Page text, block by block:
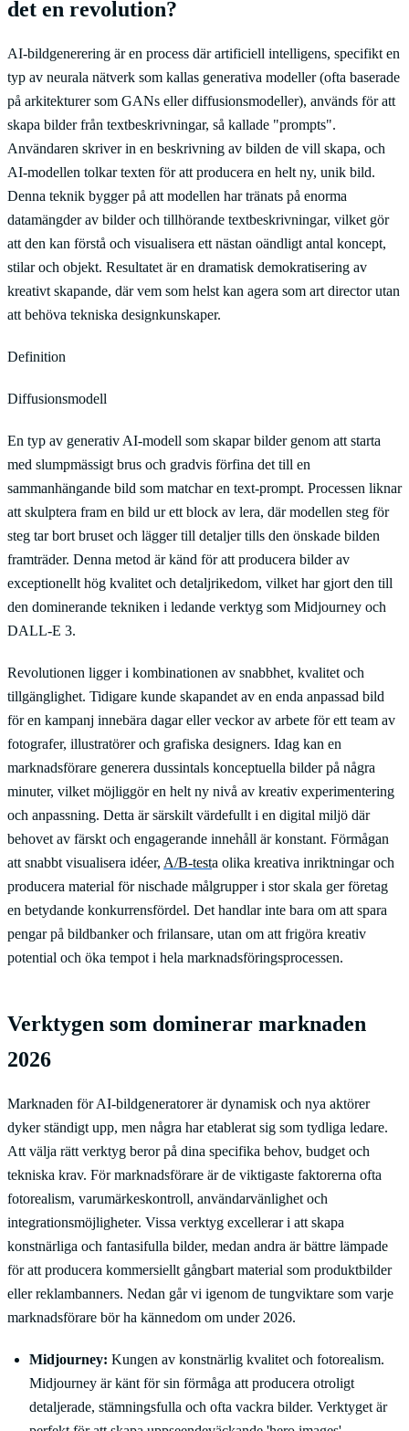
det en revolution?
AI-bildgenerering är en process där artificiell intelligens, specifikt en
typ av neurala nätverk som kallas generativa modeller (ofta baserade
på arkitekturer som GANs eller diffusionsmodeller), används för att
skapa bilder från textbeskrivningar, så kallade "prompts".
Användaren skriver in en beskrivning av bilden de vill skapa, och
AI-modellen tolkar texten för att producera en helt ny, unik bild.
Denna teknik bygger på att modellen har tränats på enorma
datamängder av bilder och tillhörande textbeskrivningar, vilket gör
att den kan förstå och visualisera ett nästan oändligt antal koncept,
stilar och objekt. Resultatet är en dramatisk demokratisering av
kreativt skapande, där vem som helst kan agera som art director utan
att behöva tekniska designkunskaper.
Definition
Diffusionsmodell
En typ av generativ AI-modell som skapar bilder genom att starta
med slumpmässigt brus och gradvis förfina det till en
sammanhängande bild som matchar en text-prompt. Processen liknar
att skulptera fram en bild ur ett block av lera, där modellen steg för
steg tar bort bruset och lägger till detaljer tills den önskade bilden
framträder. Denna metod är känd för att producera bilder av
exceptionellt hög kvalitet och detaljrikedom, vilket har gjort den till
den dominerande tekniken i ledande verktyg som Midjourney och
DALL-E 3.
Revolutionen ligger i kombinationen av snabbhet, kvalitet och
tillgänglighet. Tidigare kunde skapandet av en enda anpassad bild
för en kampanj innebära dagar eller veckor av arbete för ett team av
fotografer, illustratörer och grafiska designers. Idag kan en
marknadsförare generera dussintals konceptuella bilder på några
minuter, vilket möjliggör en helt ny nivå av kreativ experimentering
och anpassning. Detta är särskilt värdefullt i en digital miljö där
behovet av färskt och engagerande innehåll är konstant. Förmågan
att snabbt visualisera idéer, A/B-testa olika kreativa inriktningar och
producera material för nischade målgrupper i stor skala ger företag
en betydande konkurrensfördel. Det handlar inte bara om att spara
pengar på bildbanker och frilansare, utan om att frigöra kreativ
potential och öka tempot i hela marknadsföringsprocessen.
Verktygen som dominerar marknaden
2026
Marknaden för AI-bildgeneratorer är dynamisk och nya aktörer
dyker ständigt upp, men några har etablerat sig som tydliga ledare.
Att välja rätt verktyg beror på dina specifika behov, budget och
tekniska krav. För marknadsförare är de viktigaste faktorerna ofta
fotorealism, varumärkeskontroll, användarvänlighet och
integrationsmöjligheter. Vissa verktyg excellerar i att skapa
konstnärliga och fantasifulla bilder, medan andra är bättre lämpade
för att producera kommersiellt gångbart material som produktbilder
eller reklambanners. Nedan går vi igenom de tungviktare som varje
marknadsförare bör ha kännedom om under 2026.
Midjourney: Kungen av konstnärlig kvalitet och fotorealism.
Midjourney är känt för sin förmåga att producera otroligt
detaljerade, stämningsfulla och ofta vackra bilder. Verktyget är